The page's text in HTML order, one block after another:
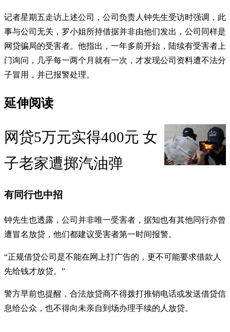
记者星期五走访上述公司，公司负责人钟先生受访时强调，此
事与公司无关，罗小姐所持借据并非由他们发出，公司同样是
网贷骗局的受害者。他指出，一年多前开始，陆续有受害者上
门询问，几乎每一两个月就有一次，才发现公司资料遭不法分
子冒用，并已报警处理。
延伸阅读
网贷5万元实得400元 女
子老家遭掷汽油弹
有同行也中招
钟先生也透露，公司并非唯一受害者，据知也有其他同行亦曾
遭冒名放贷，他们都建议受害者第一时间报警。
“正规借贷公司是不能在网上打广告的，更不可能要求借款人
先给钱才放贷。”
警方早前也提醒，合法放贷商不得拨打推销电话或发送借贷信
息给公众，也不得向未亲自到场办理手续的人放贷。